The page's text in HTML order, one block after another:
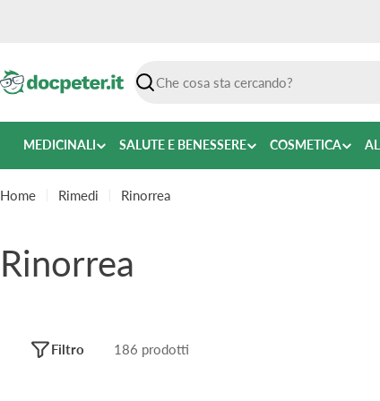
Ricerca
MEDICINALI SALUTE E BENESSERE COSMETICA
Home Rimedi Rinorrea
C
Rinorrea
186 prodotti
Filtro